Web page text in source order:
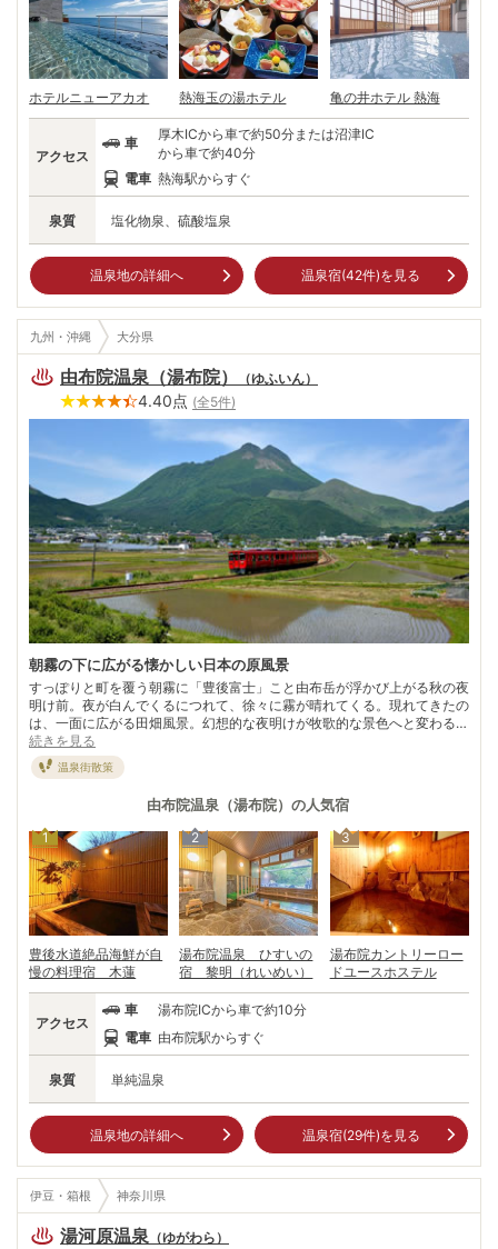
ホテルニューアカオ 熱海玉の湯ホテル 亀の井ホテル 熱海
泉質 塩化物泉、硫酸塩泉
アクセス
車
厚木ICから車で約50分または沼津IC
から車で約40分
電車 熱海駅からすぐ
温泉地の詳細へ 温泉宿(42件)を見る
九州・沖縄 大分県
由布院温泉（湯布院） （ゆふいん）
4.40点 (全5件)
朝霧の下に広がる懐かしい日本の原風景
すっぽりと町を覆う朝霧に「豊後富士」こと由布岳が浮かび上がる秋の夜
明け前。夜が白んでくるにつれて、徐々に霧が晴れてくる。現れてきたの
は、一面に広がる田畑風景。幻想的な夜明けが牧歌的な景色へと変わる
頃、温泉地にも朝が訪れる。 作家の田辺聖子が「ただの田舎、ひたすら
田舎、野草の田舎」と著した由布院温泉。歓楽街はなく、囲炉裏や柱時計
といった純和風の老舗旅館が点々と佇む。田んぼのあぜ道を思い切り走っ
た子供時代。 賑やかな駅前を抜け宿に向かうにつれて、どこか懐かしい
続きを見る
温泉街散策
由布院温泉（湯布院） の人気宿
1
豊後水道絶品海鮮が自
慢の料理宿 木蓮
2
湯布院温泉 ひすいの
宿 黎明（れいめい）
3
湯布院カントリーロー
ドユースホステル
泉質 単純温泉
アクセス
車
湯布院ICから車で約10分
電車 由布院駅からすぐ
温泉地の詳細へ 温泉宿(29件)を見る
伊豆・箱根 神奈川県
湯河原温泉 （ゆがわら ）